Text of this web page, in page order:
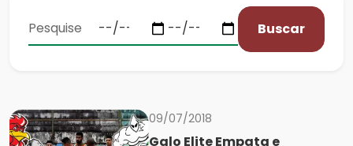
Buscar
09/07/2018
Galo Elite Empata e